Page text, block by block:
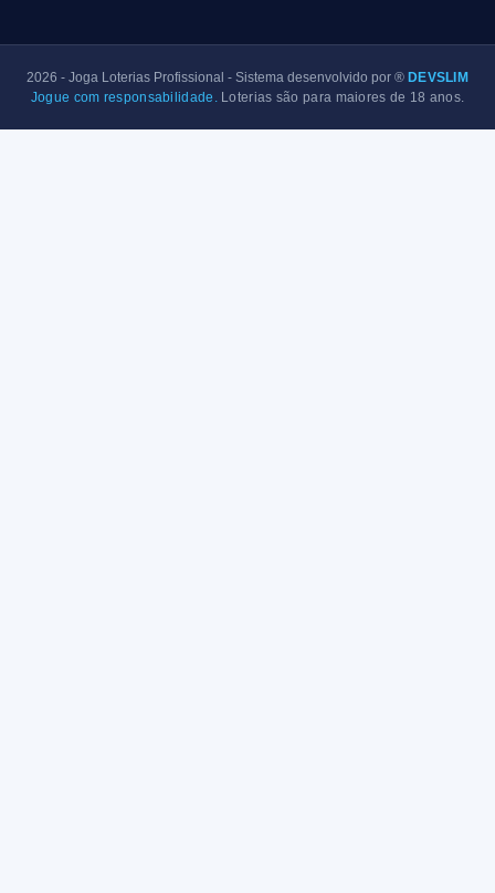
2026 - Joga Loterias Profissional - Sistema desenvolvido por ® DEVSLIM
Jogue com responsabilidade. Loterias são para maiores de 18 anos.